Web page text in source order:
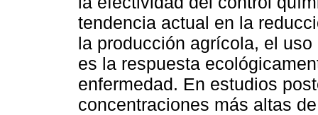
tendencia actual en la
la producción agrícola, el
es la respuesta
enfermedad. En estudios
concentraciones más altas